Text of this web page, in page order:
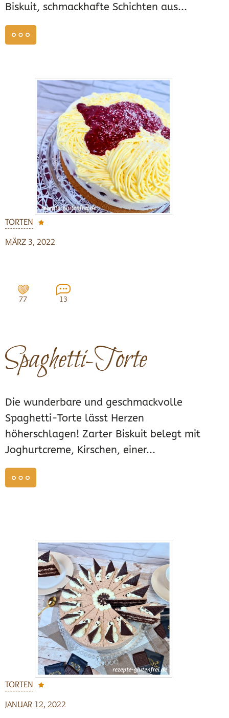
Biskuit, schmackhafte Schichten aus...
TORTEN
MÄRZ 3, 2022
77 13
Spaghetti-Torte
Die wunderbare und geschmackvolle
Spaghetti-Torte lässt Herzen
höherschlagen! Zarter Biskuit belegt mit
Joghurtcreme, Kirschen, einer...
TORTEN
JANUAR 12, 2022